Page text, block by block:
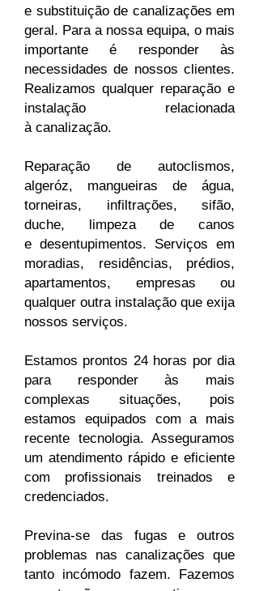
e substituição de canalizações em
geral. Para a nossa equipa, o mais
importante é responder às
necessidades de nossos clientes.
Realizamos qualquer reparação e
instalação relacionada
à canalização.
Reparação de autoclismos,
algeróz, mangueiras de água,
torneiras, infiltrações, sifão,
duche, limpeza de canos
e desentupimentos. Serviços em
moradias, residências, prédios,
apartamentos, empresas ou
qualquer outra instalação que exija
nossos serviços.
Estamos prontos 24 horas por dia
para responder às mais
complexas situações, pois
estamos equipados com a mais
recente tecnologia. Asseguramos
um atendimento rápido e eficiente
com profissionais treinados e
credenciados.
Previna-se das fugas e outros
problemas nas canalizações que
tanto incómodo fazem. Fazemos